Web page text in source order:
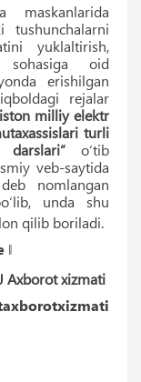
maskanlarida
tushunchalarni
yuklaltirish,
sohasiga oid
erishilgan
rejalar
milliy elektr
turli
darslari” o‘tib
veb-saytida
nomlangan
unda shu
qilib boriladi.
‖
Axborot xizmati